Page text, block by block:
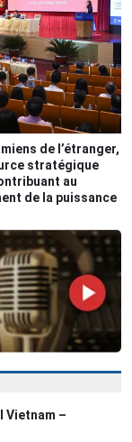
de l’étranger,
stratégique
au
de la puissance
Vietnam –